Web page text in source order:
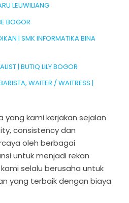
LEUWILIANG
BOGOR
| SMK INFORMATIKA BINA
| BUTIQ LILY BOGOR
WAITER / WAITRESS |
yang kami kerjakan sejalan
consistency dan
oleh berbagai
untuk menjadi rekan
selalu berusaha untuk
yang terbaik dengan biaya